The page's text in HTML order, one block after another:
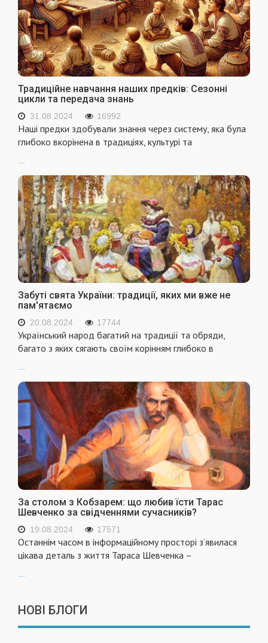
Традиційне навчання наших предків: Сезонні
цикли та передача знань
31.08.2024 16992
Наші предки здобували знання через систему, яка була
глибоко вкорінена в традиціях, культурі та
Забуті свята України: традиції, яких ми вже не
пам'ятаємо
20.08.2024 17744
Український народ багатий на традиції та обряди,
багато з яких сягають своїм корінням глибоко в
...
За столом з Кобзарем: що любив їсти Тарас
Шевченко за свідченнями сучасників?
19.08.2024 17571
Останнім часом в інформаційному просторі з’явилася
цікава деталь з життя Тараса Шевченка –
НОВІ БЛОГИ